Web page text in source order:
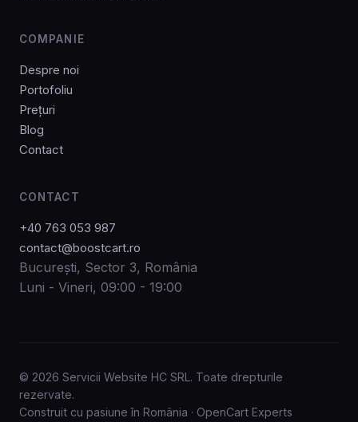
COMPANIE
Despre noi
Portofoliu
Prețuri
Blog
Contact
CONTACT
+40 763 053 987
contact@boostcart.ro
București, Sector 3, România
Luni - Vineri, 09:00 - 19:00
© 2026 Servicii Website HC SRL. Toate drepturile
rezervate.
Construit cu pasiune în România · OpenCart Experts